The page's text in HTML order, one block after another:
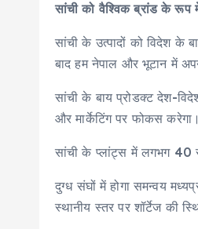
सांची को वैश्विक ब्रांड के रूप
सांची के उत्पादों को विदेश
बाद हम नेपाल और भूटान में
सांची के बाय प्रोडक्ट देश-
और मार्केटिंग पर फोकस
सांची के प्लांट्स में लगभग 40
दुग्ध संघों में होगा समन्वय
स्थानीय स्तर पर शॉर्टेज की